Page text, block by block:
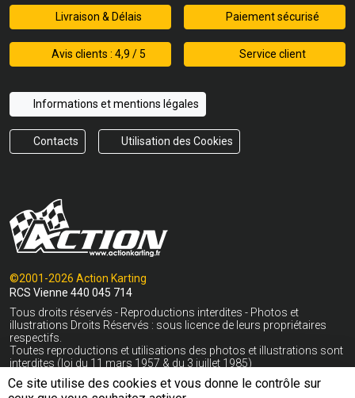
Ce site utilise des cookies et vous donne le contrôle sur
Livraison & Délais Paiement sécurisé
Avis clients : 4,9 / 5 Service client
Informations et mentions légales
Contacts Utilisation des Cookies
©2001-2026 Action Karting
RCS Vienne 440 045 714
Tous droits réservés - Reproductions interdites - Photos et
illustrations Droits Réservés : sous licence de leurs propriétaires
respectifs.
Toutes reproductions et utilisations des photos et illustrations sont
interdites (loi du 11 mars 1957 & du 3 juillet 1985)
* Livraison gratuite en France Métropolitaine hors Corse dès 400€